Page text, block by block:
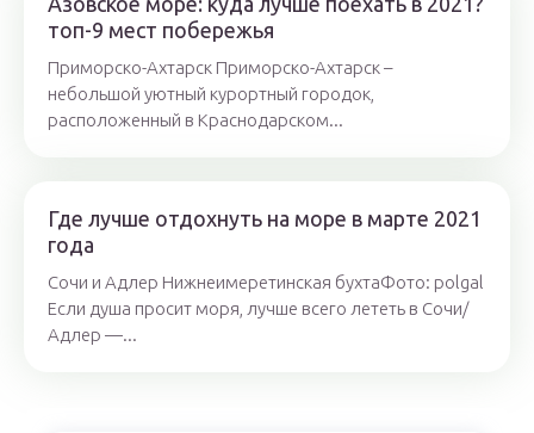
топ-9 мест побережья
Приморско-Ахтарск Приморско-Ахтарск –
небольшой уютный курортный городок,
расположенный в Краснодарском...
Где лучше отдохнуть на море в марте 2021
года
Сочи и Адлер Нижнеимеретинская бухтаФото: polgal
Если душа просит моря, лучше всего лететь в Сочи/
Адлер —...